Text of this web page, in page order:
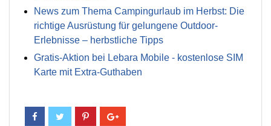
News zum Thema Campingurlaub im Herbst: Die
richtige Ausrüstung für gelungene Outdoor-
Erlebnisse – herbstliche Tipps
Gratis-Aktion bei Lebara Mobile - kostenlose SIM
Karte mit Extra-Guthaben